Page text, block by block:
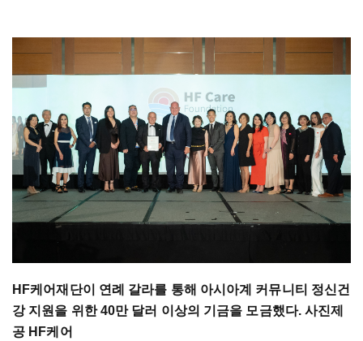
HF케어재단이 연례 갈라를 통해 아시아계 커뮤니티 정신건
강 지원을 위한 40만 달러 이상의 기금을 모금했다. 사진제
공 HF케어